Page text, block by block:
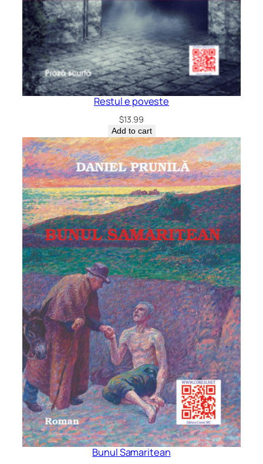
Restul e poveste
$13.99
Add to cart
Bunul Samaritean